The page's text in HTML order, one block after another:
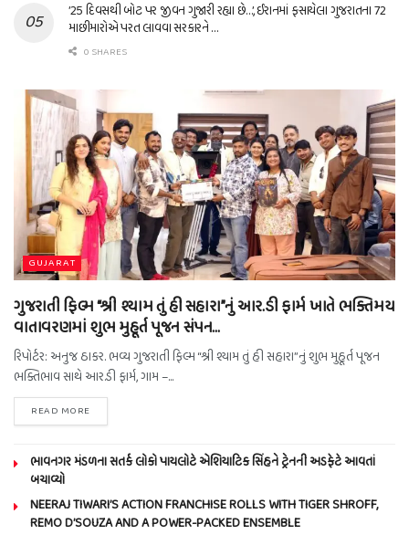
’25 દિવસથી બોટ પર જીવન ગુજારી રહ્યા છે…’, ઈરાનમાં ફસાયેલા ગુજરાતના 72
માછીમારોએ પરત લાવવા સરકારને …
0 SHARES
GUJARAT
ગુજરાતી ફિલ્મ “શ્રી શ્યામ તું હી સહારા”નું આર.ડી ફાર્મ ખાતે ભક્તિમય
વાતાવરણમાં શુભ મુહૂર્ત પૂજન સંપન…
રિપોર્ટર: અનુજ ઠાકર. ભવ્ય ગુજરાતી ફિલ્મ “શ્રી શ્યામ તું હી સહારા”નું શુભ મુહૂર્ત પૂજન
ભક્તિભાવ સાથે આર.ડી ફાર્મ, ગામ –...
READ MORE
ભાવનગર મંડળના સતર્ક લોકો પાયલોટે એશિયાટિક સિંહને ટ્રેનની અડફેટે આવતાં
બચાવ્યો
NEERAJ TIWARI’S ACTION FRANCHISE ROLLS WITH TIGER SHROFF,
REMO D’SOUZA AND A POWER-PACKED ENSEMBLE